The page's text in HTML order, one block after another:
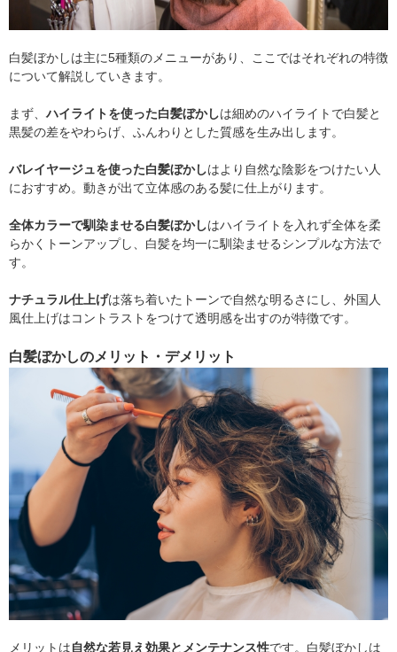
白髪ぼかしは主に5種類のメニューがあり、ここではそれぞれの特徴
について解説していきます。
まず、ハイライトを使った白髪ぼかしは細めのハイライトで白髪と
黒髪の差をやわらげ、ふんわりとした質感を生み出します。
バレイヤージュを使った白髪ぼかしはより自然な陰影をつけたい人
におすすめ。動きが出て立体感のある髪に仕上がります。
全体カラーで馴染ませる白髪ぼかしはハイライトを入れず全体を柔
らかくトーンアップし、白髪を均一に馴染ませるシンプルな方法で
す。
ナチュラル仕上げは落ち着いたトーンで自然な明るさにし、外国人
風仕上げはコントラストをつけて透明感を出すのが特徴です。
白髪ぼかしのメリット・デメリット
メリットは自然な若見え効果とメンテナンス性です。白髪ぼかしは